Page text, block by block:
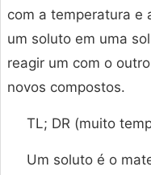
com a temperatura e
um soluto em uma
reagir um com o
novos compostos.
TL; DR (muito
Um soluto é o